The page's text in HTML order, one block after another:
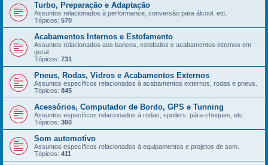
Turbo, Preparação e Adaptação
Assuntos relacionados à performance, conversão para álcool, etc.
Tópicos: 570
Acabamentos Internos e Estofamento
Assuntos relacionados aos bancos, estofados e acabamentos internos em
geral.
Tópicos: 731
Pneus, Rodas, Vidros e Acabamentos Externos
Assuntos específicos relacionados à acabamentos externos, rodas e pneus.
Tópicos: 845
Acessórios, Computador de Bordo, GPS e Tunning
Assuntos específicos relacionados à rodas, spoilers, pára-choques, etc.
Tópicos: 360
Som automotivo
Assuntos específicos relacionados à equipamentos e projetos de som.
Tópicos: 411